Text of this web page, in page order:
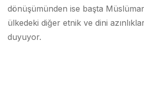
dönüşümünden ise başta
ülkedeki diğer etnik ve dini
duyuyor.